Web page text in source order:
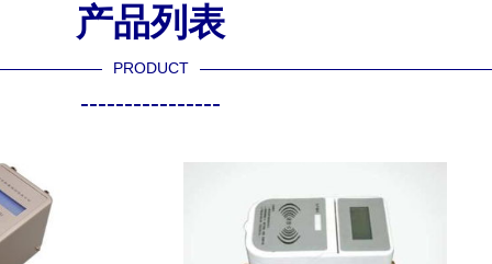
产品列表
PRODUCT
----------------